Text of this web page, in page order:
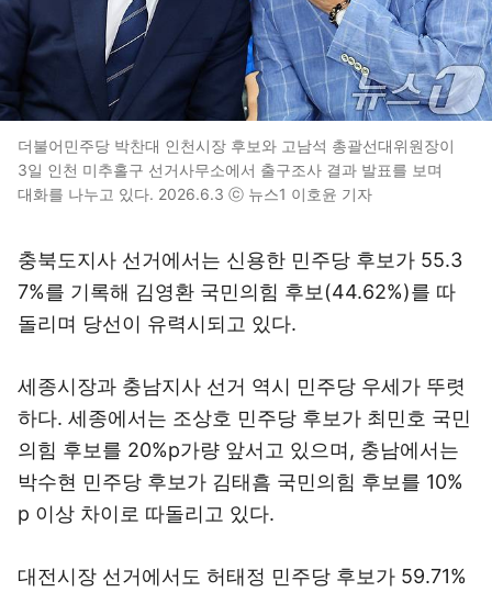
더불어민주당 박찬대 인천시장 후보와 고남석 총괄선대위원장이
3일 인천 미추홀구 선거사무소에서 출구조사 결과 발표를 보며
대화를 나누고 있다. 2026.6.3 ⓒ 뉴스1 이호윤 기자
충북도지사 선거에서는 신용한 민주당 후보가 55.3
7%를 기록해 김영환 국민의힘 후보(44.62%)를 따
돌리며 당선이 유력시되고 있다.
세종시장과 충남지사 선거 역시 민주당 우세가 뚜렷
하다. 세종에서는 조상호 민주당 후보가 최민호 국민
의힘 후보를 20%p가량 앞서고 있으며, 충남에서는
박수현 민주당 후보가 김태흠 국민의힘 후보를 10%
p 이상 차이로 따돌리고 있다.
대전시장 선거에서도 허태정 민주당 후보가 59.71%